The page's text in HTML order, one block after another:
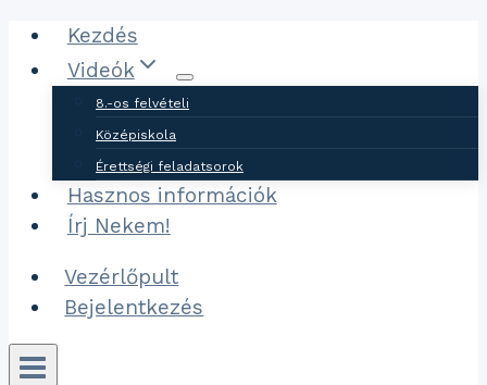
Ugrás
tartalomhoz
Kezdés
Videók
8.-os felvételi
Középiskola
Érettségi feladatsorok
Hasznos információk
Írj Nekem!
Vezérlőpult
Bejelentkezés